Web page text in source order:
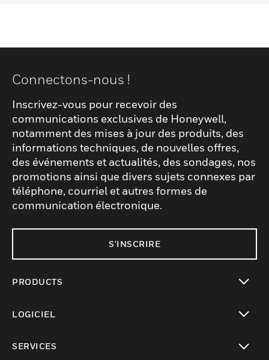
Connectons-nous !
Inscrivez-vous pour recevoir des
communications exclusives de Honeywell,
notamment des mises à jour des produits, des
informations techniques, de nouvelles offres,
des événements et actualités, des sondages, nos
promotions ainsi que divers sujets connexes par
téléphone, courriel et autres formes de
communication électronique.
S'INSCRIRE
PRODUCTS
LOGICIEL
SERVICES